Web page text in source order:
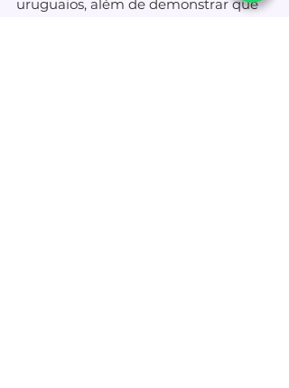
uruguaios, além de demonstrar que